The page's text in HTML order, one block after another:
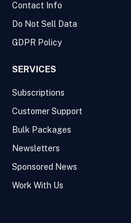
Contact Info
Do Not Sell Data
GDPR Policy
SERVICES
Subscriptions
Customer Support
Bulk Packages
Newsletters
Sponsored News
Work With Us